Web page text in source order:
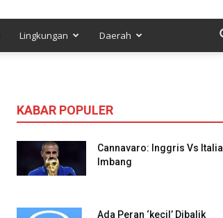
Lingkungan Daerah
KABAR POPULER
Cannavaro: Inggris Vs Italia
Imbang
Ada Peran ‘kecil’ Dibalik